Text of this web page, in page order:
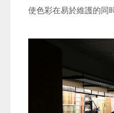
使色彩在易於維護的同